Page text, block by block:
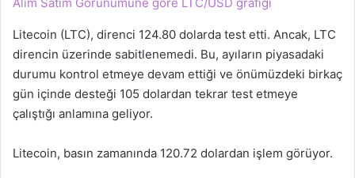
Litecoin (LTC), direnci 124.80 dolarda test etti. Ancak, LTC
direncin üzerinde sabitlenemedi. Bu, ayıların piyasadaki
durumu kontrol etmeye devam ettiği ve önümüzdeki birkaç
gün içinde desteği 105 dolardan tekrar test etmeye
çalıştığı anlamına geliyor.
Litecoin, basın zamanında 120.72 dolardan işlem görüyor.